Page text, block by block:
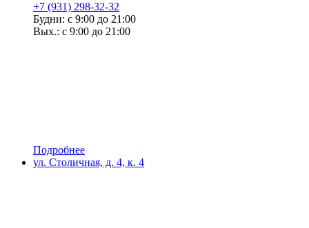
+7 (931) 298-32-32
Будни: с 9:00 до 21:00
Вых.: с 9:00 до 21:00
Подробнее
ул. Столичная, д. 4, к. 4